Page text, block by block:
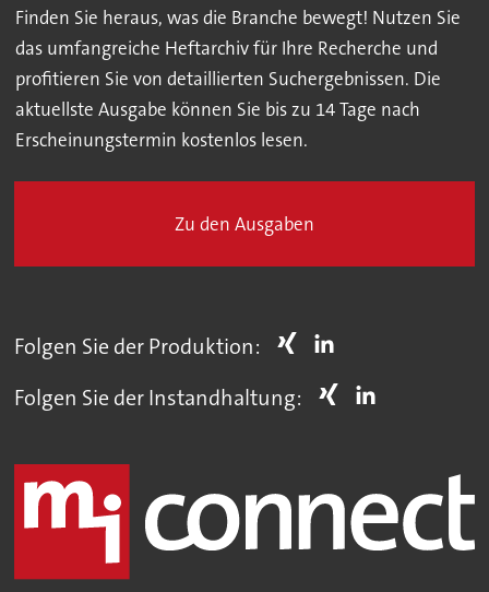
Finden Sie heraus, was die Branche bewegt! Nutzen Sie
das umfangreiche Heftarchiv für Ihre Recherche und
profitieren Sie von detaillierten Suchergebnissen. Die
aktuellste Ausgabe können Sie bis zu 14 Tage nach
Erscheinungstermin kostenlos lesen.
Zu den Ausgaben
Folgen Sie der Produktion:
Folgen Sie der Instandhaltung: